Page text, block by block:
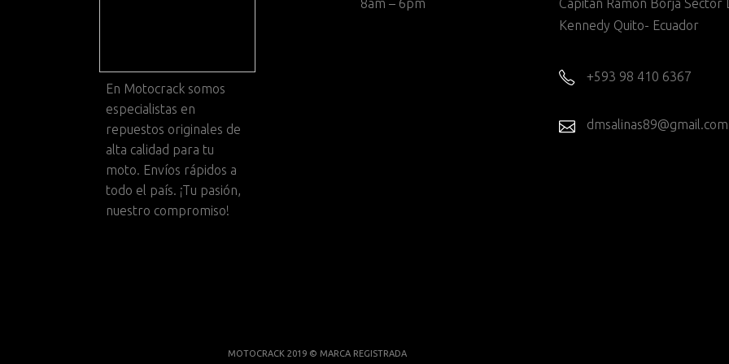
En Motocrack somos
especialistas en
repuestos originales de
alta calidad para tu
moto. Envíos rápidos a
todo el país. ¡Tu pasión,
nuestro compromiso!
8am – 6pm
Capitan Ramon Borja Sector
Kennedy Quito- Ecuador
+593 98 410 6367
dmsalinas89@gmail.com
MOTOCRACK 2019 © MARCA REGISTRADA